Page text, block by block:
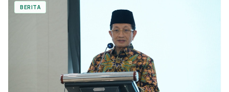
BERITA